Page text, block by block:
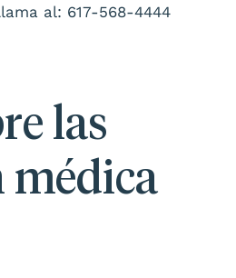
al: 617-568-4444
las
médica